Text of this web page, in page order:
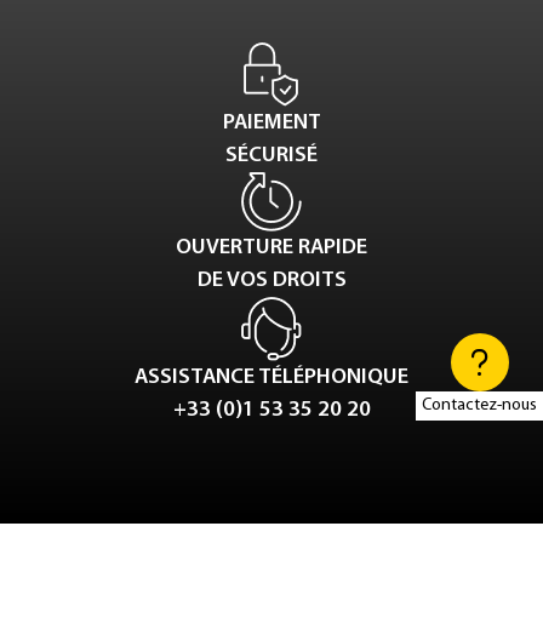
Contactez-nous
PAIEMENT
SÉCURISÉ
OUVERTURE RAPIDE
DE VOS DROITS
ASSISTANCE TÉLÉPHONIQUE
+33 (0)1 53 35 20 20